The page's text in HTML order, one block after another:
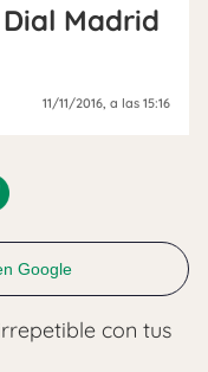
Madrid
11/11/2016 , a las 15:16
Google
con tus